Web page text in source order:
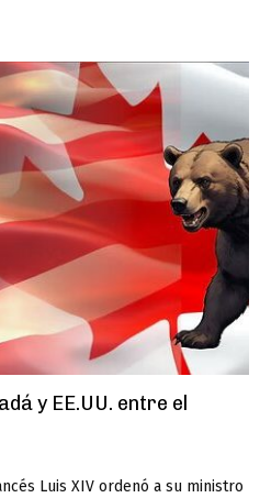
y EE.UU. entre el
Luis XIV ordenó a su ministro